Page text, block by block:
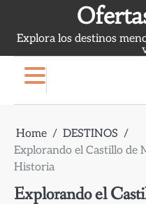
content
Explora los destinos
Home
DESTINOS
Explorando el Castillo de
Historia
Explorando el